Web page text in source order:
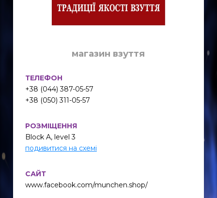
магазин взуття
ТЕЛЕФОН
+38 (044) 387-05-57
+38 (050) 311-05-57
РОЗМІЩЕННЯ
Block A, level 3
подивитися на схемі
САЙТ
www.facebook.com/munchen.shop/